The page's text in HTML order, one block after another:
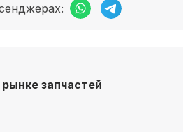
запчастей